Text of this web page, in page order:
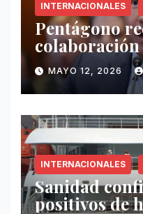
INTERNACIONALES
Pentágono
exige mayor
antidrogas
MAYO 12, 2026
INTERNACIONALES
Sanidad
positivos de